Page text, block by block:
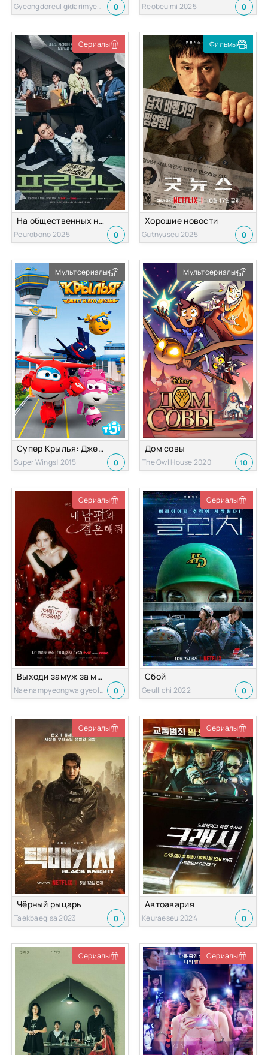
Gyeongdoreul gidarimyeo 2025 0 Reobeu mi 2025 0
Сериалы
На общественных началах
Peurobono 2025 0
Фильмы
Хорошие новости
Gutnyuseu 2025 0
Мультсериалы
Супер Крылья: Джетт и его друзья
Super Wings! 2015 0
Мультсериалы
Дом совы
The Owl House 2020 10
Сериалы
Выходи замуж за моего супруга!
Nae nampyeongwa gyeolhonhaejwo 2024 0
Сериалы
Сбой
Geullichi 2022 0
Сериалы
Чёрный рыцарь
Taekbaegisa 2023 0
Сериалы
Автоавария
Keuraeseu 2024 0
Сериалы Сериалы